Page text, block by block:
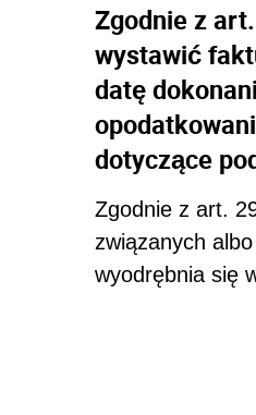
Zgodnie z
wystawić
datę
dotyczące
Zgodnie z art.
związanych
wyodrębnia się